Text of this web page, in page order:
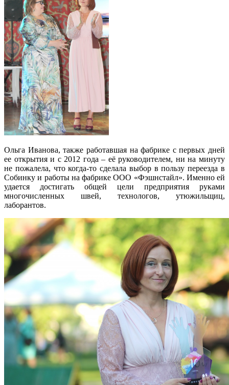
Ольга Иванова, также работавшая на фабрике с первых дней
ее открытия и с 2012 года – её руководителем, ни на минуту
не пожалела, что когда-то сделала выбор в пользу переезда в
Собинку и работы на фабрике ООО «Фэшнстайл». Именно ей
удается достигать общей цели предприятия руками
многочисленных швей, технологов, утюжильщиц,
лаборантов.